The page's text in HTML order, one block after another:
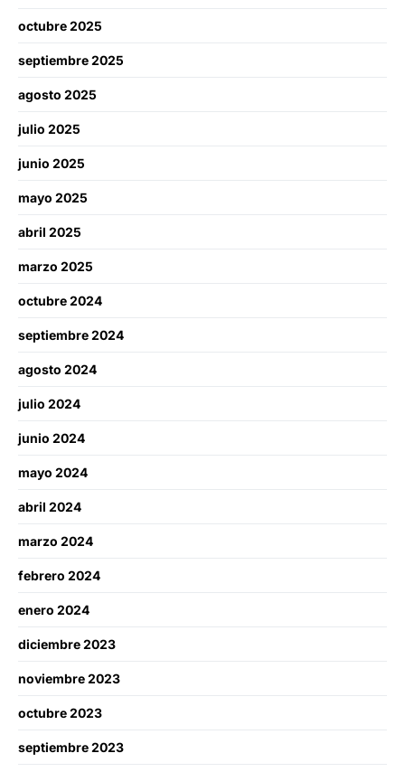
octubre 2025
septiembre 2025
agosto 2025
julio 2025
junio 2025
mayo 2025
abril 2025
marzo 2025
octubre 2024
septiembre 2024
agosto 2024
julio 2024
junio 2024
mayo 2024
abril 2024
marzo 2024
febrero 2024
enero 2024
diciembre 2023
noviembre 2023
octubre 2023
septiembre 2023